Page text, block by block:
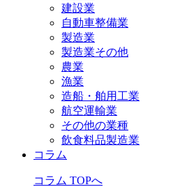
建設業
自動車整備業
製造業
製造業その他
農業
漁業
造船・舶用工業
航空運輸業
その他の業種
飲食料品製造業
コラム
コラム TOPへ